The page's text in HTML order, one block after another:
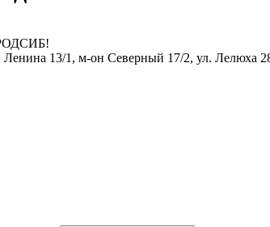
Ленина 13/1, м-он Северный 17/2, ул.